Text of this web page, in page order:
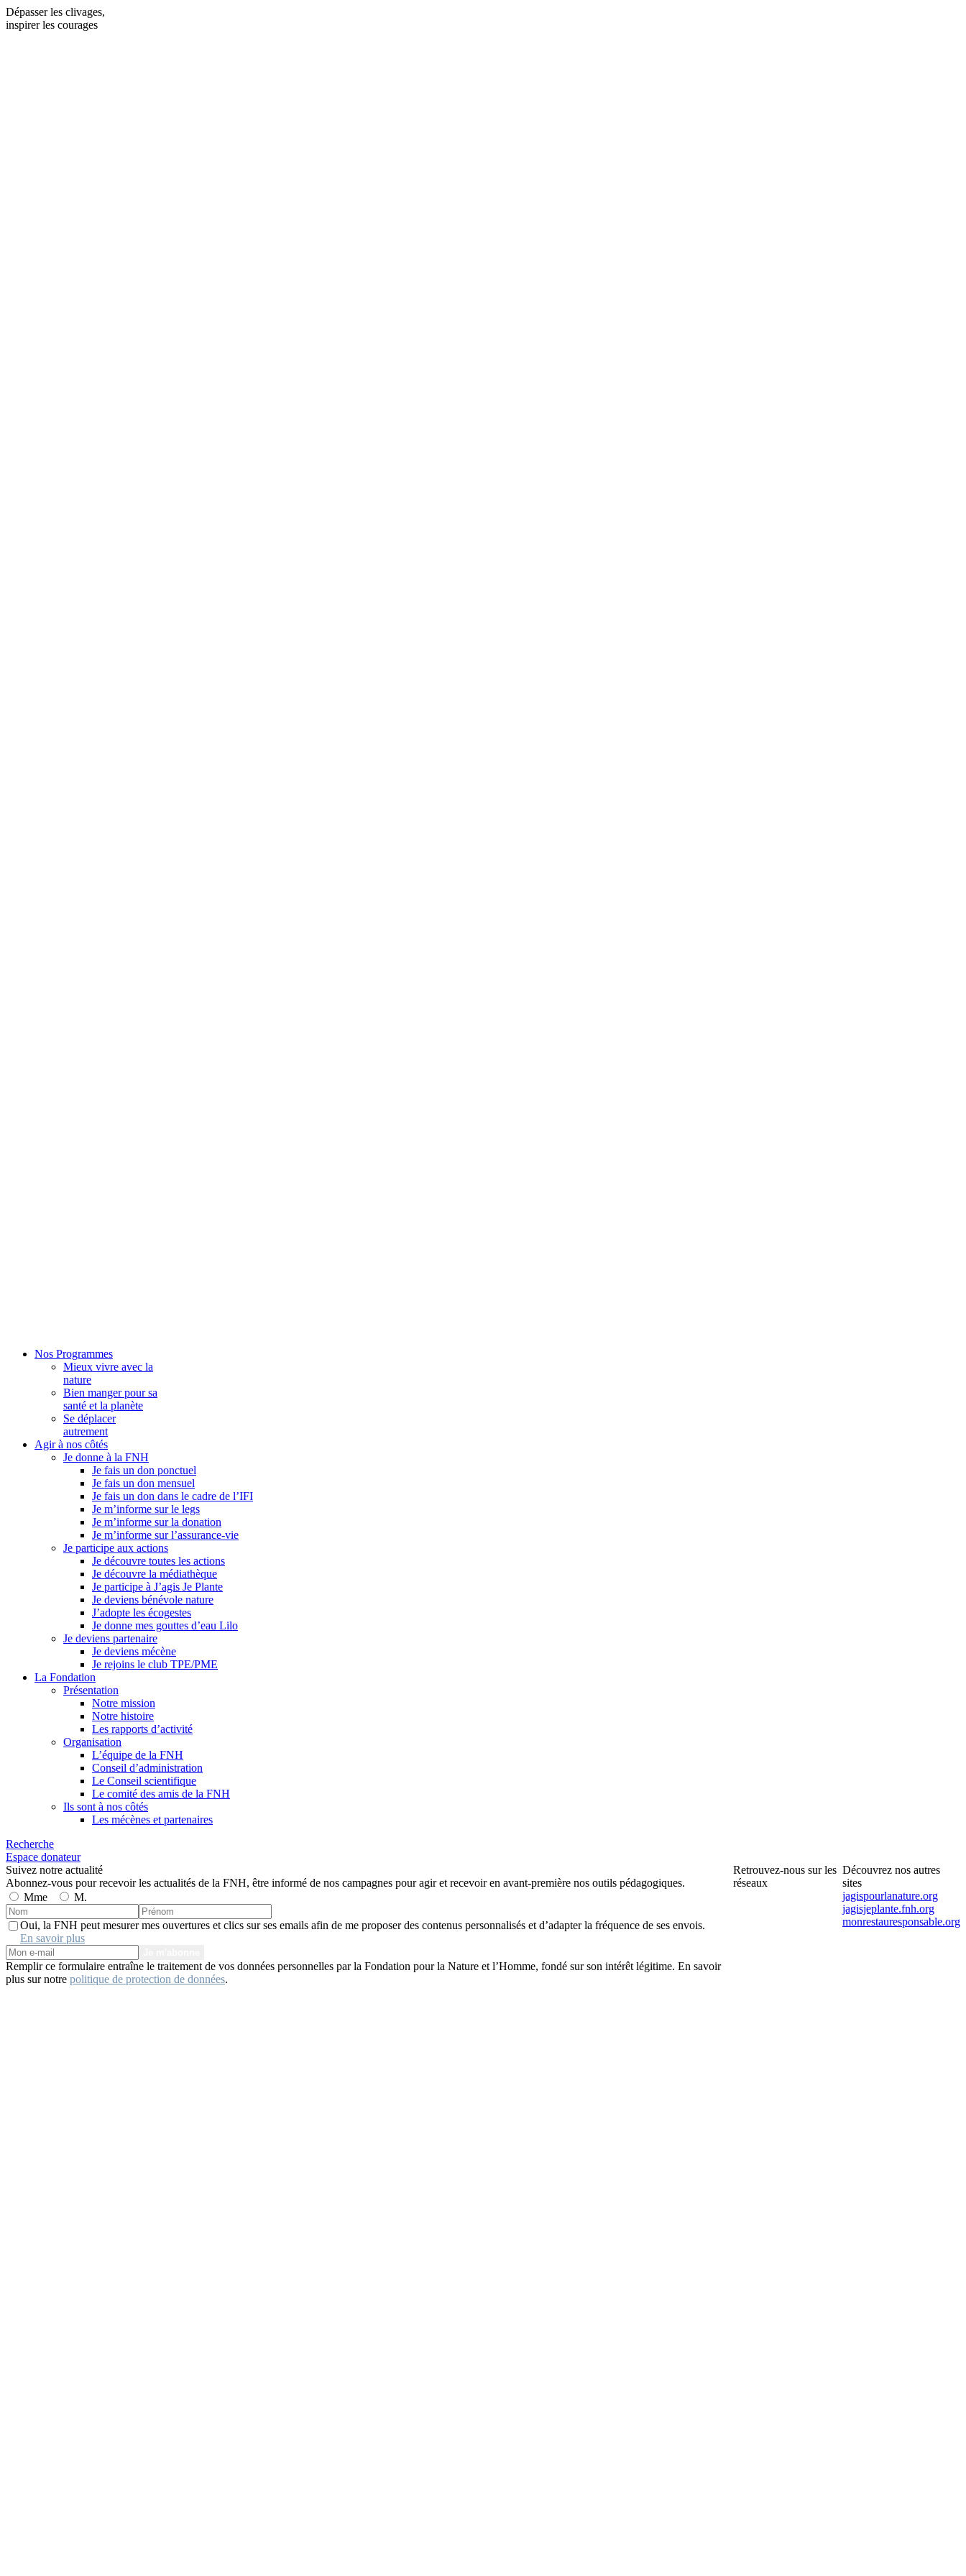
Dépasser les clivages,
inspirer les courages
Nos Programmes
Mieux vivre avec la
nature
Bien manger pour sa
santé et la planète
Se déplacer
autrement
Agir à nos côtés
Je donne à la FNH
Je fais un don ponctuel
Je fais un don mensuel
Je fais un don dans le cadre de l’IFI
Je m’informe sur le legs
Je m’informe sur la donation
Je m’informe sur l’assurance-vie
Je participe aux actions
Je découvre toutes les actions
Je découvre la médiathèque
Je participe à J’agis Je Plante
Je deviens bénévole nature
J’adopte les écogestes
Je donne mes gouttes d’eau Lilo
Je deviens partenaire
Je deviens mécène
Je rejoins le club TPE/PME
La Fondation
Présentation
Notre mission
Notre histoire
Les rapports d’activité
Organisation
L’équipe de la FNH
Conseil d’administration
Le Conseil scientifique
Le comité des amis de la FNH
Ils sont à nos côtés
Les mécènes et partenaires
Recherche
Espace donateur
Suivez notre actualité
Abonnez-vous pour recevoir les actualités de la FNH, être informé de nos campagnes pour agir et recevoir en avant-première nos outils pédagogiques.
Mme
M.
Oui, la FNH peut mesurer mes ouvertures et clics sur ses emails afin de me proposer des contenus personnalisés et d’adapter la fréquence de ses envois.
En savoir plus
Remplir ce formulaire entraîne le traitement de vos données personnelles par la Fondation pour la Nature et l’Homme, fondé sur son intérêt légitime. En savoir
plus sur notre politique de protection de données.
Retrouvez-nous sur les
réseaux
Découvrez nos autres
sites
jagispourlanature.org
jagisjeplante.fnh.org
monrestauresponsable.org